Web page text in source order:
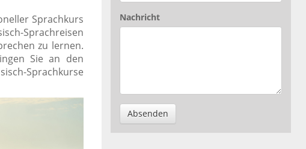
Sprachkurs
Sprachreisen
zu lernen.
Sie an den
Sprachkurse
Nachricht
Absenden